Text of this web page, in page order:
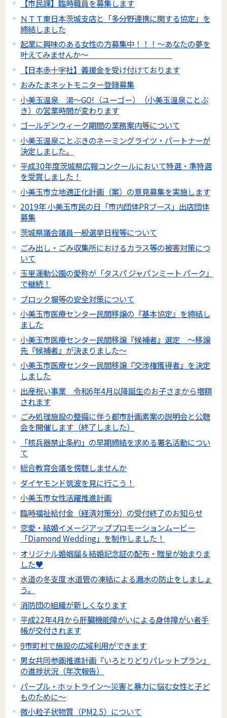
【市民課】臨時職員を募集します
ＮＴＴ東日本茨城支店と「多分野連携に関する協定」を
締結しました
起業に興味のある女性の方募集中！！！～あなたの夢を
叶えてみませんか～
【日本赤十字社】義援金を受け付けております
おみたまネットモニター登録募集
小美玉温泉 湯～GO!（ユーゴー）（小美玉温泉ことぶ
き）の営業時間が変わります
ゴールデンウィーク期間の業務案内等について
小美玉温泉ことぶきのネーミングライツ・パートナーが
決定しました。
平成30年度茨城県広報コンクールにおいて特選・準特選
を受賞しました！
小美玉市立地適正化計画（案）の意見募集を実施します
2019年 小美玉市民の日「市内団体PRブース」出店団体
募集
茨城県議会議員一般選挙日程等について
ごみ出し・ごみ収集所におけるカラス等の被害対策につ
いて
玉里運動公園の愛称が「タスパ ジャパンミート パーク」
で継続！
ブロック塀等の安全対策について
小美玉市医療センター民間移譲の『基本協定』を締結し
ました
小美玉市医療センター民間移譲『候補者』選定 ～移譲
先『候補者』が決まりました～
小美玉市医療センター民間移譲『交渉権獲得者』を決定
しました
出産祝い事業 令和6年4月以降誕生のお子さまから増額
されます
ごみ処理施設の整備に伴う都市計画素案の説明会と公聴
会を開催します（終了しました）
「核兵器禁止条約」の早期締結を求める署名活動につい
て
総合教育会議を傍聴しませんか
ダイヤモンド筑波を見に行こう！
小美玉市女性活躍推進計画
臨時福祉給付金（経済対策分）の受付終了のお知らせ
恋愛・結婚イメージアッププロモーションムービー
「Diamond Wedding」を制作しました！
オリジナル婚姻届＆結婚記念証の配布・贈呈が始まりま
した♥
水道の冬支度 水道管の凍結による漏水の防止をしましょ
う。
消防団の組織が新しくなります
平成22年4月から肝臓機能障がいによる身体障がい者手
帳が交付されます
9市町村で施設の広域利用ができます
男女共同参画推進計画『いろとりどりパレットプラン』
の進捗状況（年次報告）
パープル・ホットライン～災害と暴力に悩む女性と子ど
ものために～
微小粒子状物質（PM2.5）について